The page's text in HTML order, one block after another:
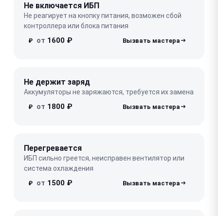
Не включается ИБП
Не реагирует на кнопку питания, возможен сбой
контроллера или блока питания
₽ от 1600 ₽
Не держит заряд
Аккумуляторы не заряжаются, требуется их замена
₽ от 1800 ₽
Перегревается
ИБП сильно греется, неисправен вентилятор или
система охлаждения
₽ от 1500 ₽